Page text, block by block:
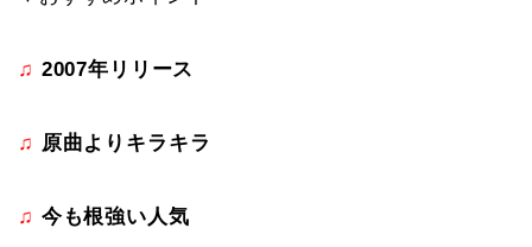
♫ 2007年リリース
♫ 原曲よりキラキラ
♫ 今も根強い人気